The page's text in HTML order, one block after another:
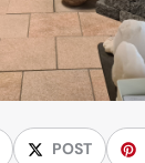
POST